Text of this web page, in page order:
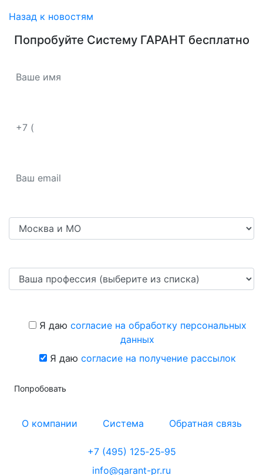
Назад к новостям
Попробуйте Систему ГАРАНТбесплатно
Я даю согласие на обработку персональных
данных
Я даю согласие на получение рассылок
Попробовать
О компании Система Обратная связь
+7 (495) 125‑25‑95
info@garant-pr.ru